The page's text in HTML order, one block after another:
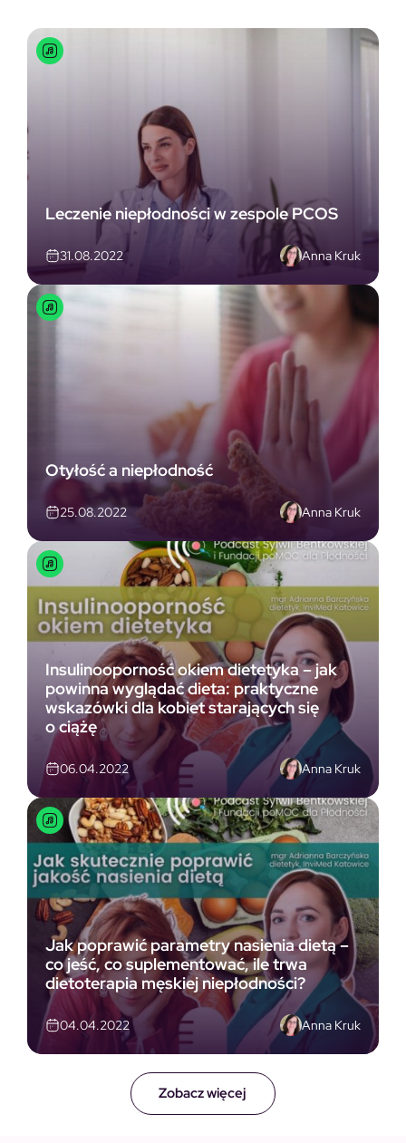
Zobacz więcej
Leczenie niepłodności w zespole PCOS
31.08.2022 Anna Kruk
Otyłość a niepłodność
25.08.2022 Anna Kruk
Insulinooporność okiem dietetyka – jak
powinna wyglądać dieta: praktyczne
wskazówki dla kobiet starających się
o ciążę
06.04.2022 Anna Kruk
Jak poprawić parametry nasienia dietą –
co jeść, co suplementować, ile trwa
dietoterapia męskiej niepłodności?
04.04.2022 Anna Kruk